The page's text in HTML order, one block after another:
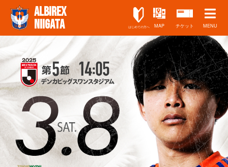
ALBIREX
NIIGATA
チケット
MAP
はじめての方へ MENU